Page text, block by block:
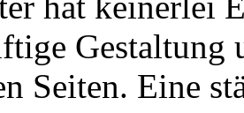
Gestaltung
Seiten. Eine